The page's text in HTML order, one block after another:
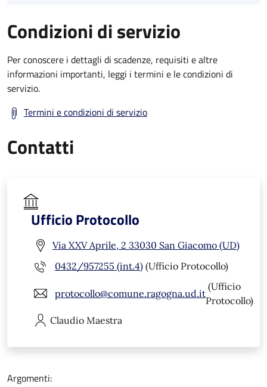
Condizioni di servizio
Per conoscere i dettagli di scadenze, requisiti e altre
informazioni importanti, leggi i termini e le condizioni di
servizio.
Termini e condizioni di servizio
Contatti
Ufficio Protocollo
Via XXV Aprile, 2 33030 San Giacomo (UD)
0432/957255 (int.4) (Ufficio Protocollo)
protocollo@comune.ragogna.ud.it
(Ufficio
Protocollo)
Claudio Maestra
Argomenti: